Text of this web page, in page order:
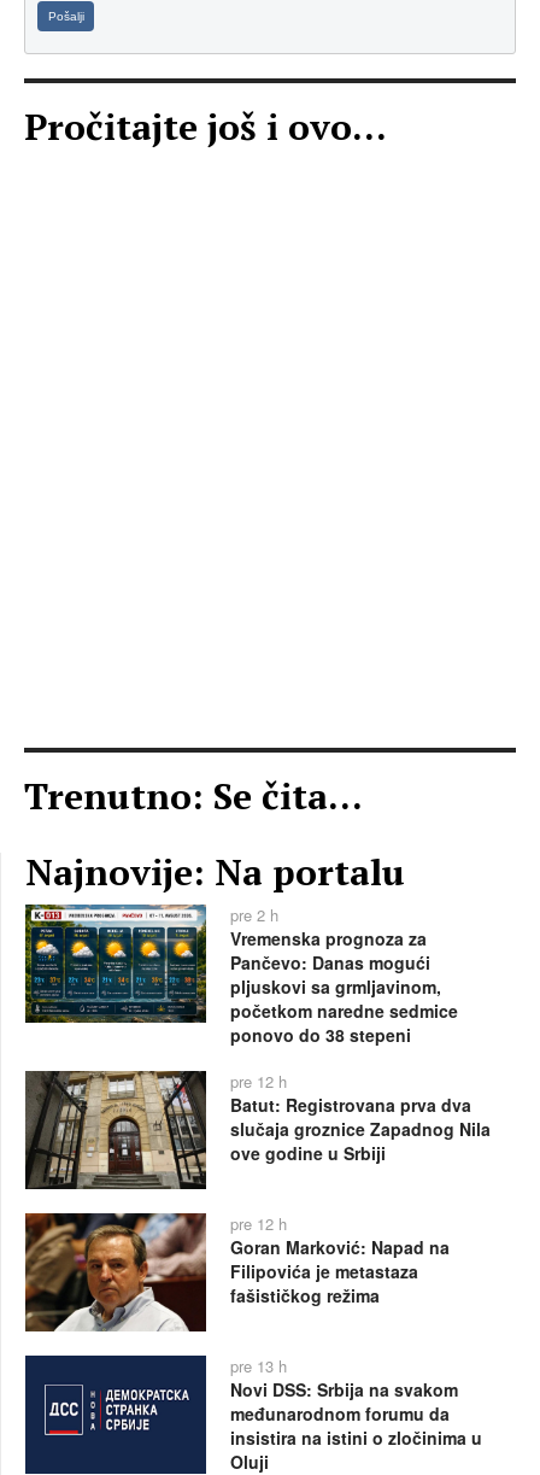
Pošalji
Pročitajte još i ovo...
Trenutno: Se čita...
Najnovije: Na portalu
pre 2 h
Vremenska prognoza za
Pančevo: Danas mogući
pljuskovi sa grmljavinom,
početkom naredne sedmice
ponovo do 38 stepeni
pre 12 h
Batut: Registrovana prva dva
slučaja groznice Zapadnog Nila
ove godine u Srbiji
pre 12 h
Goran Marković: Napad na
Filipovića je metastaza
fašističkog režima
pre 13 h
Novi DSS: Srbija na svakom
međunarodnom forumu da
insistira na istini o zločinima u
Oluji